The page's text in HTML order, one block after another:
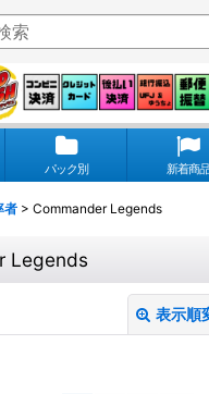
パック別 新着商品
者 > Commander Legends
Legends
表示順